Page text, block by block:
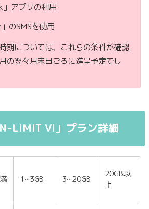
」アプリの利用
のSMSを使用
期については、これらの条件が確認
の翌々月末日ごろに進呈予定でし
LIMIT VI」プラン詳細
1~3GB 3~20GB
20GB以
上